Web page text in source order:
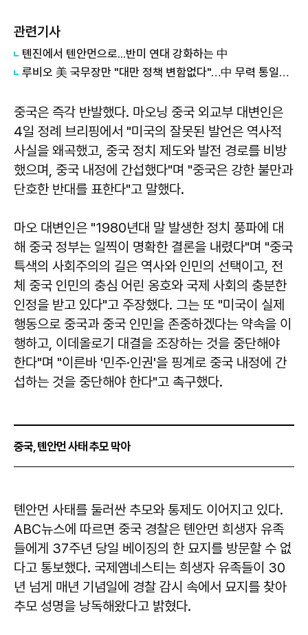
관련기사
톈진에서 텐안먼으로...반미 연대 강화하는 中
루비오 美 국무장만 "대만 정책 변함없다"…中 무력 통일엔 경고
중국은 즉각 반발했다. 마오닝 중국 외교부 대변인은
4일 정례 브리핑에서 "미국의 잘못된 발언은 역사적
사실을 왜곡했고, 중국 정치 제도와 발전 경로를 비방
했으며, 중국 내정에 간섭했다"며 "중국은 강한 불만과
단호한 반대를 표한다"고 말했다.
마오 대변인은 "1980년대 말 발생한 정치 풍파에 대
해 중국 정부는 일찍이 명확한 결론을 내렸다"며 "중국
특색의 사회주의의 길은 역사와 인민의 선택이고, 전
체 중국 인민의 충심 어린 옹호와 국제 사회의 충분한
인정을 받고 있다"고 주장했다. 그는 또 "미국이 실제
행동으로 중국과 중국 인민을 존중하겠다는 약속을 이
행하고, 이데올로기 대결을 조장하는 것을 중단해야
한다"며 "이른바 '민주·인권'을 핑계로 중국 내정에 간
섭하는 것을 중단해야 한다"고 촉구했다.
중국, 톈안먼 사태 추모 막아
톈안먼 사태를 둘러싼 추모와 통제도 이어지고 있다.
ABC뉴스에 따르면 중국 경찰은 톈안먼 희생자 유족
들에게 37주년 당일 베이징의 한 묘지를 방문할 수 없
다고 통보했다. 국제앰네스티는 희생자 유족들이 30
년 넘게 매년 기념일에 경찰 감시 속에서 묘지를 찾아
추모 성명을 낭독해왔다고 밝혔다.